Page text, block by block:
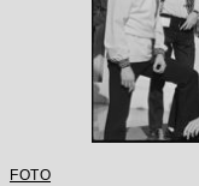
FOTO